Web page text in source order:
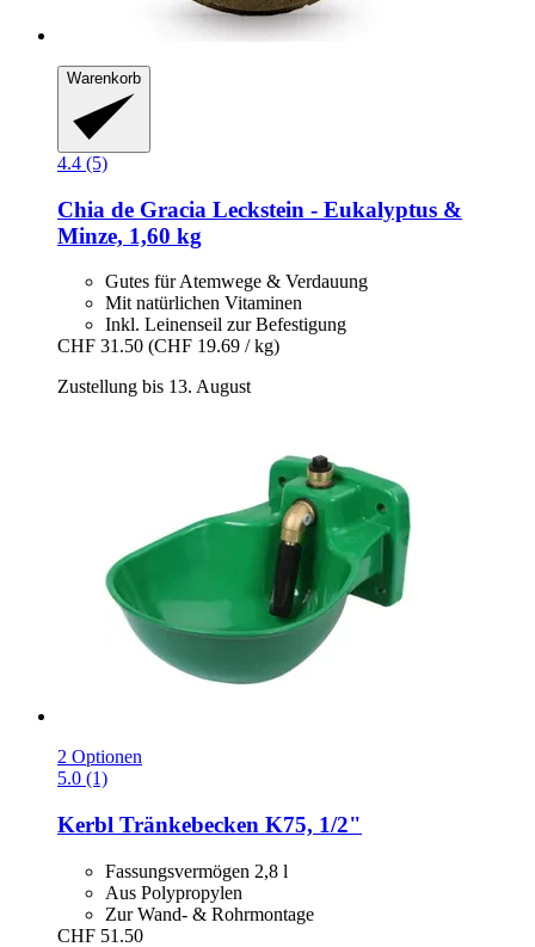
Warenkorb
4.4 (5)
Chia de Gracia Leckstein -​ Eukalyptus &
Minze, 1,60 kg
Gutes für Atemwege & Verdauung
Mit natürlichen Vitaminen
Inkl. Leinenseil zur Befestigung
CHF 31.50 (CHF 19.69 / kg)
Zustellung bis 13. August
2 Optionen
5.0 (1)
Kerbl Tränkebecken K75, 1/2"
Fassungsvermögen 2,8 l
Aus Polypropylen
Zur Wand- & Rohrmontage
CHF 51.50